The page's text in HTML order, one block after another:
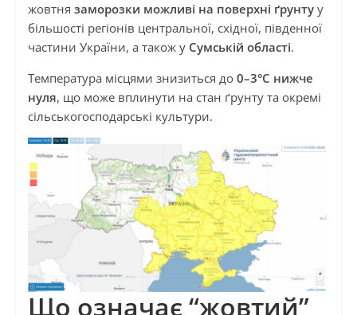
жовтня заморозки можливі на поверхні ґрунтуу
більшості регіонів центральної, східної, південної
частини України, а також у Сумській області.
Температура місцями знизиться до 0–3°C нижче
нуля, що може вплинути на стан ґрунту та окремі
сільськогосподарські культури.
Що означає “жовтий”